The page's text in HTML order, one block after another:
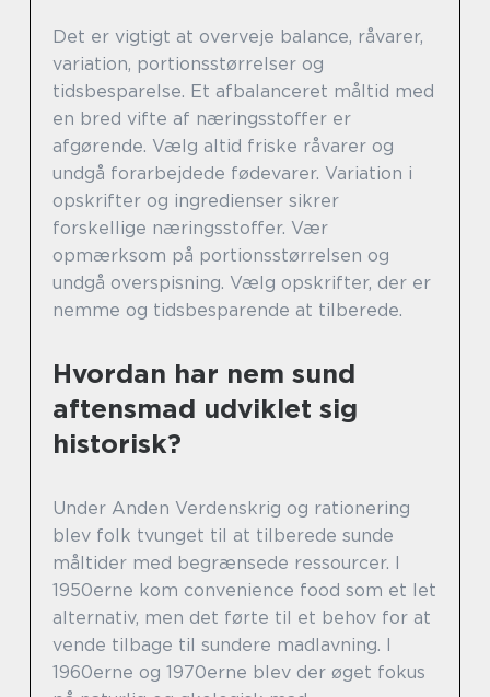
Det er vigtigt at overveje balance, råvarer,
variation, portionsstørrelser og
tidsbesparelse. Et afbalanceret måltid med
en bred vifte af næringsstoffer er
afgørende. Vælg altid friske råvarer og
undgå forarbejdede fødevarer. Variation i
opskrifter og ingredienser sikrer
forskellige næringsstoffer. Vær
opmærksom på portionsstørrelsen og
undgå overspisning. Vælg opskrifter, der er
nemme og tidsbesparende at tilberede.
Hvordan har nem sund
aftensmad udviklet sig
historisk?
Under Anden Verdenskrig og rationering
blev folk tvunget til at tilberede sunde
måltider med begrænsede ressourcer. I
1950erne kom convenience food som et let
alternativ, men det førte til et behov for at
vende tilbage til sundere madlavning. I
1960erne og 1970erne blev der øget fokus